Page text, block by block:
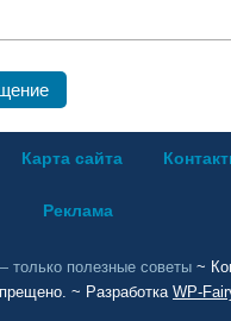
Карта сайта
Реклама
только полезные советы~
~ Разработка WP-